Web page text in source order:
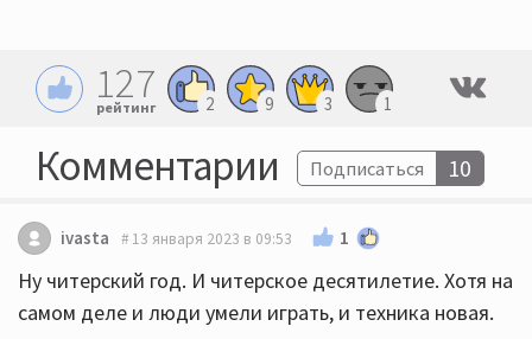
127
рейтинг 2 9 3 1
Комментарии Подписаться 10
ivasta 13 января 2023 в 09:53 1
Ну читерский год. И читерское десятилетие. Хотя на
самом деле и люди умели играть, и техника новая.